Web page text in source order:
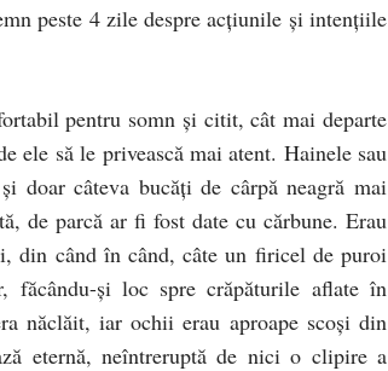
peste 4 zile despre acţiunile şi intenţiile
pentru somn şi citit, cât mai departe
ele să le privească mai atent. Hainele sau
doar câteva bucăţi de cârpă neagră mai
de parcă ar fi fost date cu cărbune. Erau
din când în când, câte un firicel de puroi
făcându-şi loc spre crăpăturile aflate în
năclăit, iar ochii erau aproape scoşi din
eternă, neîntreruptă de nici o clipire a